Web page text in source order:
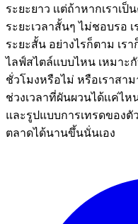
ระยะยาว เเต่ถ้าหากเราเ
ระยะเวลาสั้นๆ ไม่ชอบรอ เ
ระยะสั้น อย่างไรก็ตาม เร
ไลฟ์สไตล์เเบบไหน เหมา
ชั่วโมงหรือไม่ หรือเราสา
ช่วงเวลาที่ผันผวนได้เเค่ไห
และรูปแบบการเทรดของตั
ตลาดได้นานขึ้นนั่นเอง